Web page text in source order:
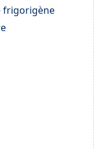
frigorigène